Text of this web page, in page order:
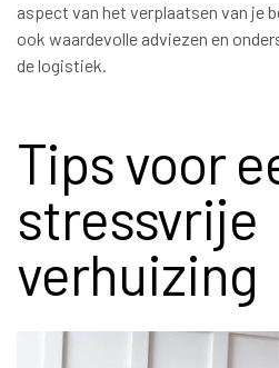
aspect van het verplaatsen van je
ook waardevolle adviezen en
de logistiek.
Tips voor
stressvrije
verhuizing